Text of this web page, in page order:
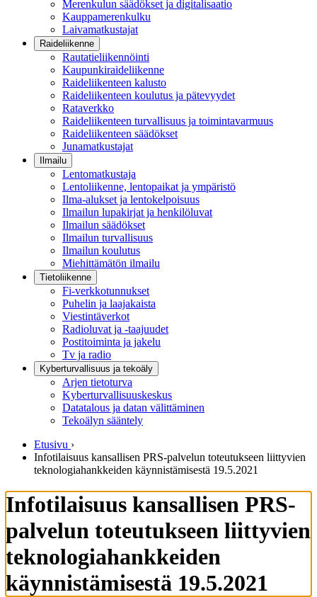
Merenkulun säädökset ja digitalisaatio
Kauppamerenkulku
Laivamatkustajat
Raideliikenne
Rautatieliikennöinti
Kaupunkiraideliikenne
Raideliikenteen kalusto
Raideliikenteen koulutus ja pätevyydet
Rataverkko
Raideliikenteen turvallisuus ja toimintavarmuus
Raideliikenteen säädökset
Junamatkustajat
Ilmailu
Lentomatkustaja
Lentoliikenne, lentopaikat ja ympäristö
Ilma-alukset ja lentokelpoisuus
Ilmailun lupakirjat ja henkilöluvat
Ilmailun säädökset
Ilmailun turvallisuus
Ilmailun koulutus
Miehittämätön ilmailu
Tietoliikenne
Fi-verkkotunnukset
Puhelin ja laajakaista
Viestintäverkot
Radioluvat ja -taajuudet
Postitoiminta ja jakelu
Tv ja radio
Kyberturvallisuus ja tekoäly
Arjen tietoturva
Kyberturvallisuuskeskus
Datatalous ja datan välittäminen
Tekoälyn sääntely
Etusivu ›
Infotilaisuus kansallisen PRS-palvelun toteutukseen liittyvien
teknologiahankkeiden käynnistämisestä 19.5.2021
Infotilaisuus kansallisen PRS-
palvelun toteutukseen liittyvien
teknologiahankkeiden
käynnistämisestä 19.5.2021